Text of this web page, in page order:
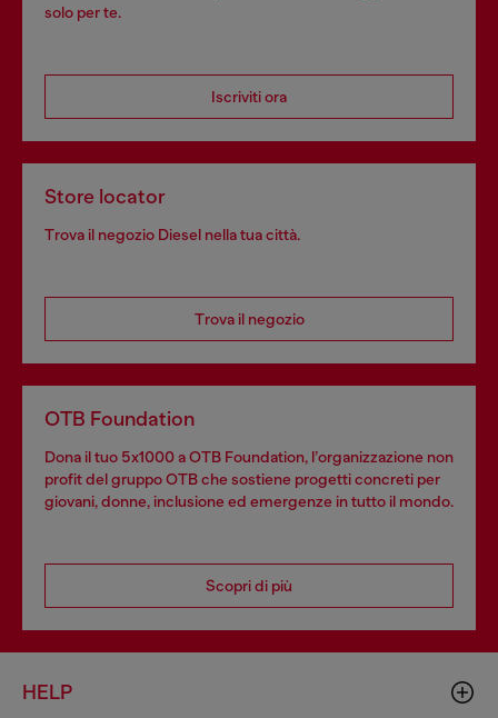
solo per te.
Iscriviti ora
Store locator
Trova il negozio Diesel nella tua città.
Trova il negozio
OTB Foundation
Dona il tuo 5x1000 a OTB Foundation, l’organizzazione non
profit del gruppo OTB che sostiene progetti concreti per
giovani, donne, inclusione ed emergenze in tutto il mondo.
Scopri di più
HELP